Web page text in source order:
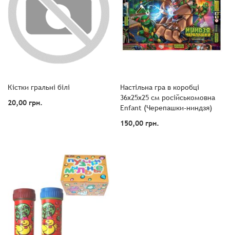
Кістки гральні білі
20,00 грн.
Настільна гра в коробці
36x25x25 см російськомовна
Enfant (Черепашки-ниндзя)
150,00 грн.